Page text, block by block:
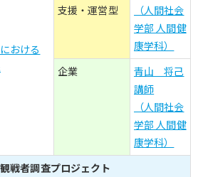
おける
支援・運営型
（人間社会
学部 人間健
康学科）
企業
青山 将己
講師
（人間社会
学部 人間健
康学科）
戦者調査プロジェクト